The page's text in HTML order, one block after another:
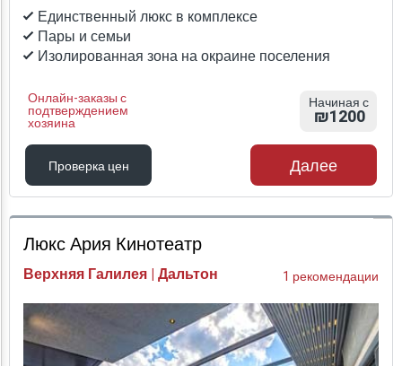
Единственный люкс в комплексе
Пары и семьи
Изолированная зона на окраине поселения
Онлайн-заказы с
подтверждением
хозяина
Начиная с
₪1200
Проверка цен
Проверка цен
Далее
Люкс Ария Кинотеатр
Верхняя Галилея | Дальтон 1 рекомендации